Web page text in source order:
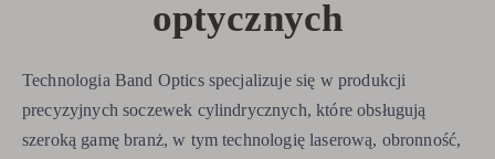
optycznych
Technologia Band Optics specjalizuje się w produkcji
precyzyjnych soczewek cylindrycznych, które obsługują
szeroką gamę branż, w tym technologię laserową, obronność,